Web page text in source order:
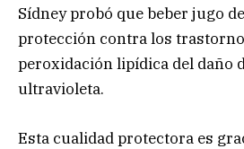
Sídney probó que beber jugo
protección contra los
peroxidación lipídica del daño
ultravioleta.
Esta cualidad protectora es